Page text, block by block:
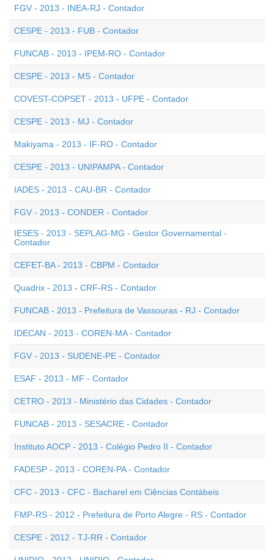
FGV - 2013 - INEA-RJ - Contador
CESPE - 2013 - FUB - Contador
FUNCAB - 2013 - IPEM-RO - Contador
CESPE - 2013 - MS - Contador
COVEST-COPSET - 2013 - UFPE - Contador
CESPE - 2013 - MJ - Contador
Makiyama - 2013 - IF-RO - Contador
CESPE - 2013 - UNIPAMPA - Contador
IADES - 2013 - CAU-BR - Contador
FGV - 2013 - CONDER - Contador
IESES - 2013 - SEPLAG-MG - Gestor Governamental -
Contador
CEFET-BA - 2013 - CBPM - Contador
Quadrix - 2013 - CRF-RS - Contador
FUNCAB - 2013 - Prefeitura de Vassouras - RJ - Contador
IDECAN - 2013 - COREN-MA - Contador
FGV - 2013 - SUDENE-PE - Contador
ESAF - 2013 - MF - Contador
CETRO - 2013 - Ministério das Cidades - Contador
FUNCAB - 2013 - SESACRE - Contador
Instituto AOCP - 2013 - Colégio Pedro II - Contador
FADESP - 2013 - COREN-PA - Contador
CFC - 2013 - CFC - Bacharel em Ciências Contábeis
FMP-RS - 2012 - Prefeitura de Porto Alegre - RS - Contador
CESPE - 2012 - TJ-RR - Contador